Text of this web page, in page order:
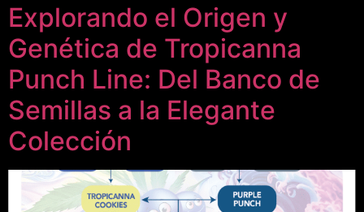
Explorando el Origen y
Genética de Tropicanna
Punch Line: Del Banco de
Semillas a la Elegante
Colección